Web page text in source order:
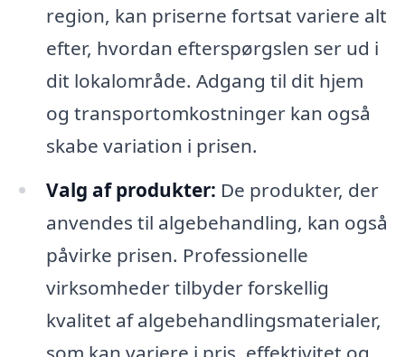
region, kan priserne fortsat variere alt
efter, hvordan efterspørgslen ser ud i
dit lokalområde. Adgang til dit hjem
og transportomkostninger kan også
skabe variation i prisen.
Valg af produkter: De produkter, der
anvendes til algebehandling, kan også
påvirke prisen. Professionelle
virksomheder tilbyder forskellig
kvalitet af algebehandlingsmaterialer,